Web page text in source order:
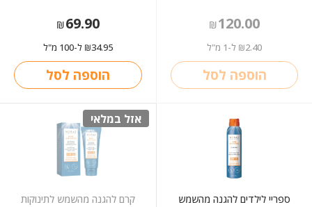
₪120.00
₪2.40 ל-1 מ"ל
הוספה לסל
₪69.90
₪34.95 ל-100 מ"ל
הוספה לסל
ספריי לילדים להגנה מהשמש
אזל במלאי
קרם להגנה מהשמש לתינוקות